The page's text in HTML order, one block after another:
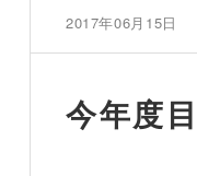
2017年06月15日
今年度